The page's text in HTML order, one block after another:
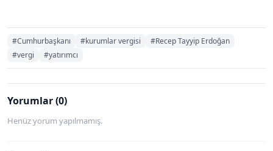
#Cumhurbaşkanı #kurumlar vergisi
#Recep Tayyip Erdoğan
#vergi
#yatırımcı
Yorumlar (0)
Henüz yorum yapılmamış.